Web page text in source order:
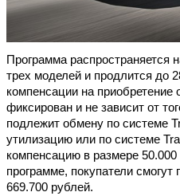
Программа распространяется
трех моделей и продлится до
компенсации на
фиксирован и не зависит от
подлежит обмену по системе
утилизацию или по системе
компенсацию в размере
программе, покупатели
669.700 рублей.